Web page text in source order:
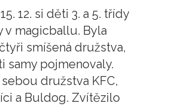
12. si děti 3. a 5. třídy
v magicballu. Byla
smíšená družstva,
samy pojmenovaly.
družstva KFC,
a Buldog. Zvítězilo